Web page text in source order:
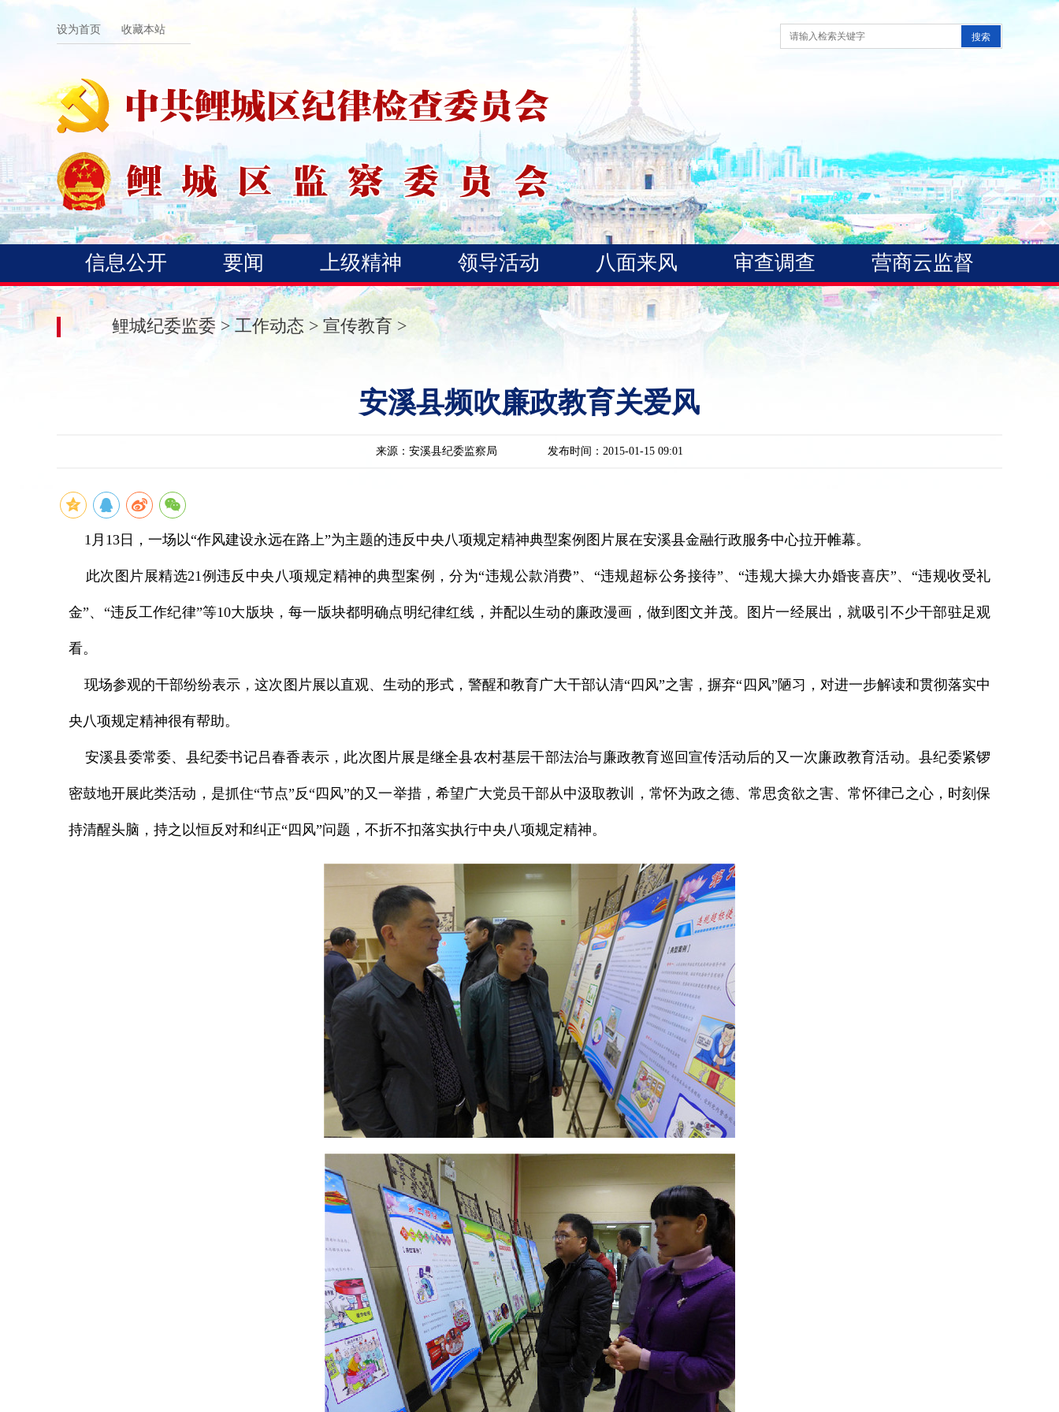
设为首页 收藏本站
信息公开 要闻 上级精神 领导活动 八面来风 审查调查 营商云监督
鲤城纪委监委 >工作动态 > 宣传教育>
安溪县频吹廉政教育关爱风
来源：安溪县纪委监察局 发布时间：2015-01-15 09:01
1月13日，一场以“作风建设永远在路上”为主题的违反中央八项规定精神典型案例图片展在安溪县金融行政服务中心拉开帷幕。
此次图片展精选21例违反中央八项规定精神的典型案例，分为“违规公款消费”、“违规超标公务接待”、“违规大操大办婚丧喜庆”、“违规收受礼
金”、“违反工作纪律”等10大版块，每一版块都明确点明纪律红线，并配以生动的廉政漫画，做到图文并茂。图片一经展出，就吸引不少干部驻足观
看。
现场参观的干部纷纷表示，这次图片展以直观、生动的形式，警醒和教育广大干部认清“四风”之害，摒弃“四风”陋习，对进一步解读和贯彻落实中
央八项规定精神很有帮助。
安溪县委常委、县纪委书记吕春香表示，此次图片展是继全县农村基层干部法治与廉政教育巡回宣传活动后的又一次廉政教育活动。县纪委紧锣
密鼓地开展此类活动，是抓住“节点”反“四风”的又一举措，希望广大党员干部从中汲取教训，常怀为政之德、常思贪欲之害、常怀律己之心，时刻保
持清醒头脑，持之以恒反对和纠正“四风”问题，不折不扣落实执行中央八项规定精神。